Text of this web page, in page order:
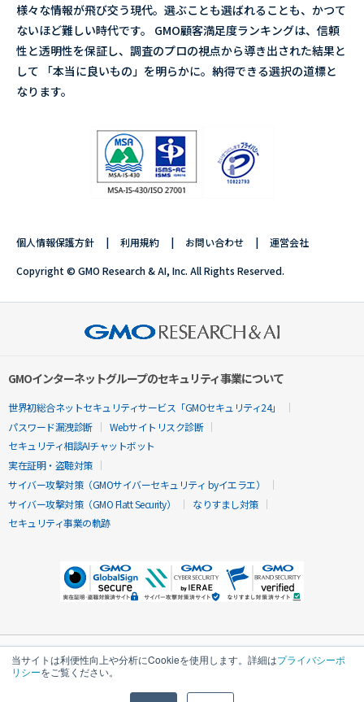
当サイトは利便性向上や分析にCookieを使用します。詳細はプライバシーポ
リシーをご覧ください。
様々な情報が飛び交う現代。選ぶことも選ばれることも、かつて
ないほど難しい時代です。 GMO顧客満足度ランキングは、信頼
性と透明性を保証し、調査のプロの視点から導き出された結果と
して 「本当に良いもの」を明らかに。納得できる選択の道標と
なります。
個人情報保護方針 利用規約 お問い合わせ 運営会社
Copyright © GMO Research & AI, Inc. All Rights Reserved.
GMOインターネットグループのセキュリティ事業について
世界初総合ネットセキュリティサービス「GMOセキュリティ24」
パスワード漏洩診断
Webサイトリスク診断
セキュリティ相談AIチャットボット
実在証明・盗聴対策
サイバー攻撃対策（GMOサイバーセキュリティ byイエラエ）
サイバー攻撃対策（GMO Flatt Security）
なりすまし対策
セキュリティ事業の軌跡